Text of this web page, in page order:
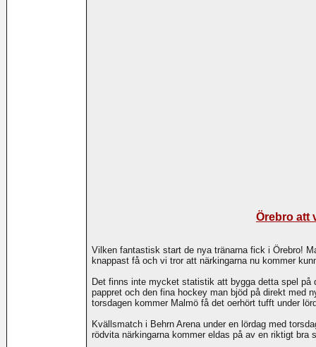
Örebro att
Vilken fantastisk start de nya tränarna fick i Örebro!
knappast få och vi tror att närkingarna nu kommer
Det finns inte mycket statistik att bygga detta spel
pappret och den fina hockey man bjöd på direkt med
torsdagen kommer Malmö få det oerhört tufft under
Kvällsmatch i Behrn Arena under en lördag med
rödvita närkingarna kommer eldas på av en riktigt bra